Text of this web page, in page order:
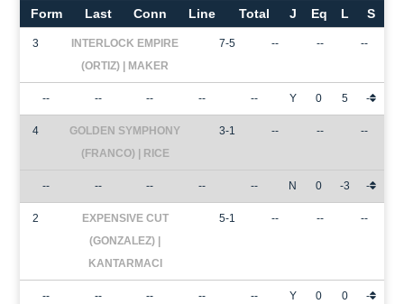
Form Last Conn Line Total J Eq L S
3
INTERLOCK EMPIRE
(ORTIZ) | MAKER
7-5 -- -- --
-- -- -- -- -- Y 0 5 -
4
GOLDEN SYMPHONY
(FRANCO) | RICE
3-1 -- -- --
-- -- -- -- -- N 0 -3 -
2
EXPENSIVE CUT
(GONZALEZ) |
KANTARMACI
5-1 -- -- --
-- -- -- -- -- Y 0 0 -